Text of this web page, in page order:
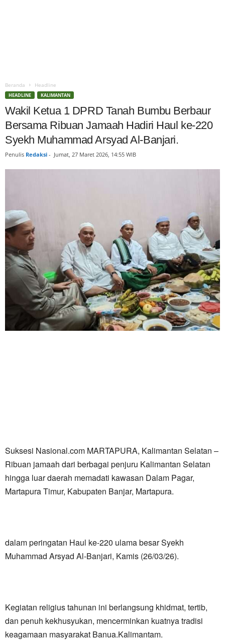
Beranda Headline
HEADLINE KALIMANTAN
Wakil Ketua 1 DPRD Tanah Bumbu Berbaur
Bersama Ribuan Jamaah Hadiri Haul ke-220
Syekh Muhammad Arsyad Al-Banjari.
Penulis Redaksi - Jumat, 27 Maret 2026, 14:55 WIB
Suksesi Nasional.com MARTAPURA, Kalimantan Selatan –
Ribuan jamaah dari berbagai penjuru Kalimantan Selatan
hingga luar daerah memadati kawasan Dalam Pagar,
Martapura Timur, Kabupaten Banjar, Martapura.
dalam peringatan Haul ke-220 ulama besar Syekh
Muhammad Arsyad Al-Banjari, Kamis (26/03/26).
Kegiatan religius tahunan ini berlangsung khidmat, tertib,
dan penuh kekhusyukan, mencerminkan kuatnya tradisi
keagamaan masyarakat Banua.Kalimantam.